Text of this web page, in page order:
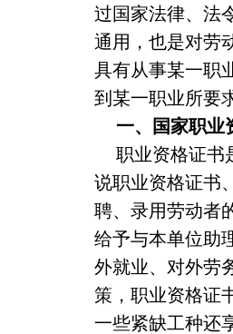
过国家法律、法
通用，也是对劳
具有从事某一职
到某一职业所要
一、国家职业
职业资格证书
说职业资格证书
聘、录用劳动者
给予与本单位助
外就业、对外劳
策，职业资格证
一些紧缺工种还